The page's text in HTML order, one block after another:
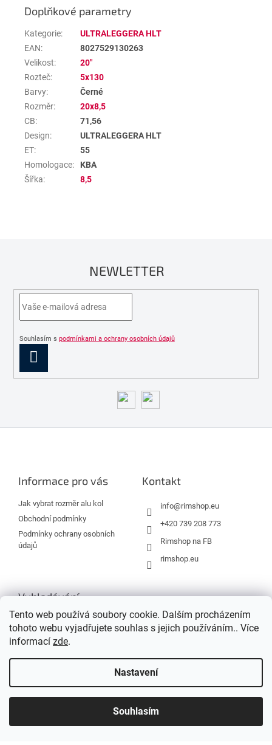
Tento web používá soubory cookie. Dalším procházením
tohoto webu vyjadřujete souhlas s jejich používáním.. Více
informací zde.
Nastavení
Souhlasím
Doplňkové parametry
Kategorie:
ULTRALEGGERA HLT
EAN:
8027529130263
Velikost:
20"
Rozteč:
5x130
Barvy:
Černé
Rozměr:
20x8,5
CB:
71,56
Design:
ULTRALEGGERA HLT
ET:
55
Homologace:
KBA
Šířka: 8,5
NEWLETTER
Souhlasím s podmínkami a ochrany osobních údajů
SE
Informace pro vás
Jak vybrat rozměr alu kol
Obchodní podmínky
Podmínky ochrany osobních
údajů
Kontakt
info@rimshop.eu
+420 739 208 773
Rimshop na FB
rimshop.eu
Vyhledávání
HLEDAT
Vytvořil Shoptet